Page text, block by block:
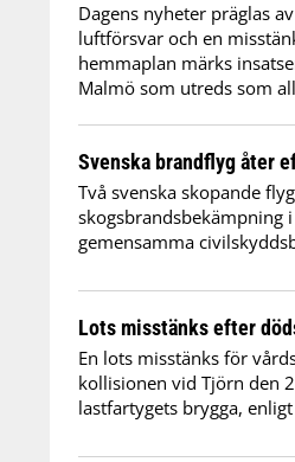
Dagens nyheter präglas
luftförsvar och en
hemmaplan märks
Malmö som utreds som
Svenska brandflyg åter
Två svenska skopande
skogsbrandsbekämpning
gemensamma
Lots misstänks efter
En lots misstänks för
kollisionen vid Tjörn den
lastfartygets brygga,